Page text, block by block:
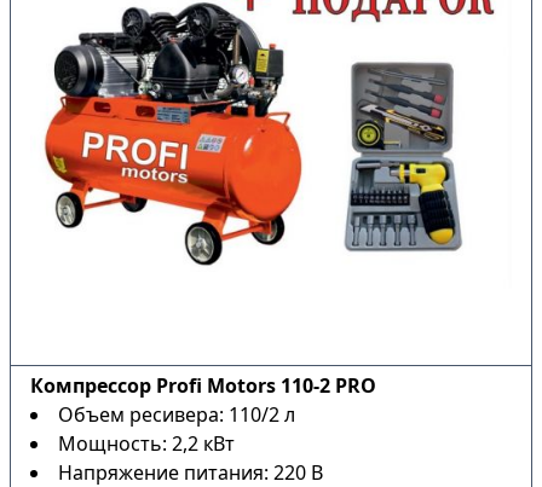
Компрессор Profi Motors 110-2 PRO
Объем ресивера: 110/2 л
Мощность: 2,2 кВт
Напряжение питания: 220 В